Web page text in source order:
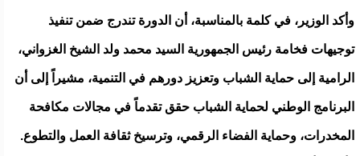
وأكد الوزير، في كلمة بالمناسبة، أن الدورة تندرج ضمن تنفيذ
توجيهات فخامة رئيس الجمهورية السيد محمد ولد الشيخ الغزواني،
الرامية إلى حماية الشباب وتعزيز دورهم في التنمية، مشيراً إلى أن
البرنامج الوطني لحماية الشباب حقق تقدماً في مجالات مكافحة
المخدرات، وحماية الفضاء الرقمي، وترسيخ ثقافة العمل والتطوع.